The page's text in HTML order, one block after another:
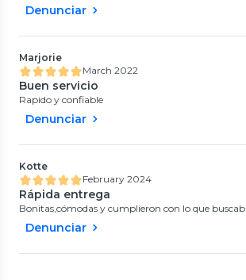
Denunciar
Marjorie
March 2022
Buen servicio
Rapido y confiable
Denunciar
Kotte
February 2024
Rápida entrega
Bonitas,cómodas y cumplieron con lo que
Denunciar